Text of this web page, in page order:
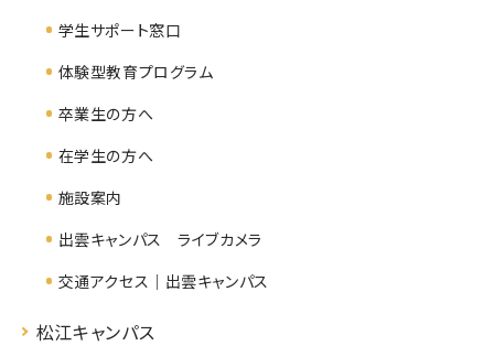
学生サポート窓口
体験型教育プログラム
卒業生の方へ
在学生の方へ
施設案内
出雲キャンパス ライブカメラ
交通アクセス｜出雲キャンパス
松江キャンパス